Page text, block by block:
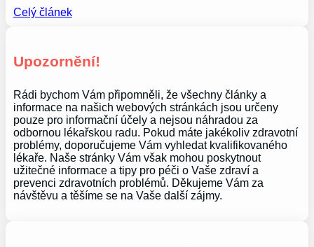
Celý článek
Upozornění!
Rádi bychom Vám připomněli, že všechny články a
informace na našich webových stránkách jsou určeny
pouze pro informační účely a nejsou náhradou za
odbornou lékařskou radu. Pokud máte jakékoliv zdravotní
problémy, doporučujeme Vám vyhledat kvalifikovaného
lékaře. Naše stránky Vám však mohou poskytnout
užitečné informace a tipy pro péči o Vaše zdraví a
prevenci zdravotních problémů. Děkujeme Vám za
návštěvu a těšíme se na Vaše další zájmy.